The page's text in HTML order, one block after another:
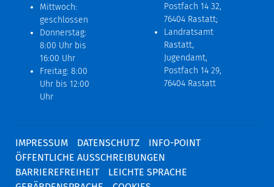
Mittwoch:
geschlossen
Donnerstag:
8:00 Uhr bis
16:00 Uhr
Freitag: 8:00
Uhr bis 12:00
Uhr
Postfach 14 32,
76404 Rastatt;
Landratsamt
Rastatt,
Jugendamt,
Postfach 14 29,
76404 Rastatt
IMPRESSUM DATENSCHUTZ
INFO-POINT
ÖFFENTLICHE AUSSCHREIBUNGEN
BARRIEREFREIHEIT
LEICHTE SPRACHE